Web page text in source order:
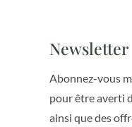
Newsletter
Abonnez-vous
pour être averti
ainsi que des